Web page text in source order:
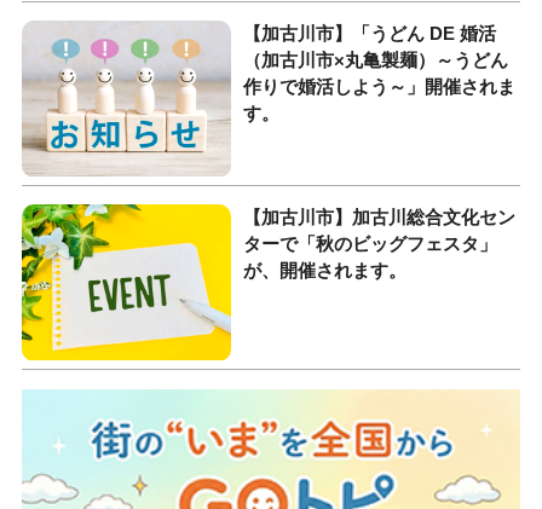
【加古川市】「うどん DE 婚活
（加古川市×丸亀製麺）～うどん
作りで婚活しよう～」開催されま
す。
【加古川市】加古川総合文化セン
ターで「秋のビッグフェスタ」
が、開催されます。